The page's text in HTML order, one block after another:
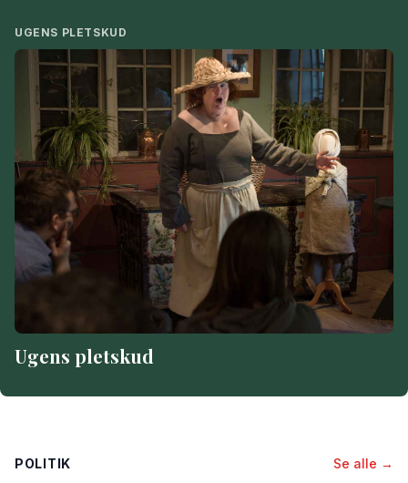
UGENS PLETSKUD
Ugens pletskud
POLITIK Se alle →